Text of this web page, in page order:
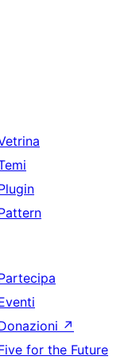
↗
for the Future